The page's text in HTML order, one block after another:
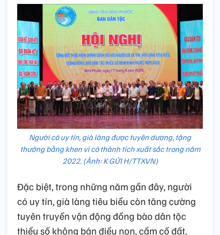
Người có uy tín, già làng được tuyên dương, tặng
thưởng bằng khen vì có thành tích xuất sắc trong năm
2022. (Ảnh: K GỬI H/TTXVN)
Đặc biệt, trong những năm gần đây, người
có uy tín, già làng tiêu biểu còn tăng cường
tuyên truyền vận động đồng bào dân tộc
thiểu số không bán điều non, cầm cố đất,